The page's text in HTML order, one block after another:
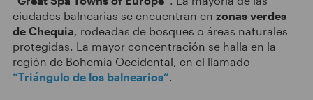
ciudades balnearias se encuentran en zonas verdes
de Chequia, rodeadas de bosques o áreas naturales
protegidas. La mayor concentración se halla en la
región de Bohemia Occidental, en el llamado
“Triángulo de los balnearios”.